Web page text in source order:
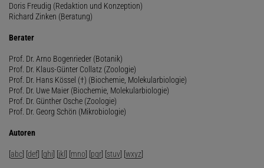
Doris Freudig (Redaktion und Konzeption)
Richard Zinken (Beratung)
Berater
Prof. Dr. Arno Bogenrieder (Botanik)
Prof. Dr. Klaus-Günter Collatz (Zoologie)
Prof. Dr. Hans Kössel (†) (Biochemie, Molekularbiologie)
Prof. Dr. Uwe Maier (Biochemie, Molekularbiologie)
Prof. Dr. Günther Osche (Zoologie)
Prof. Dr. Georg Schön (Mikrobiologie)
Autoren
[abc] [def] [ghi] [jkl] [mno] [pqr] [stuv] [wxyz]